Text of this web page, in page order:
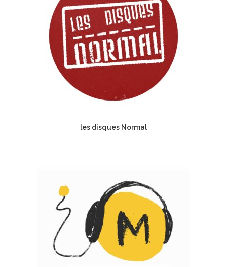
les disques Normal